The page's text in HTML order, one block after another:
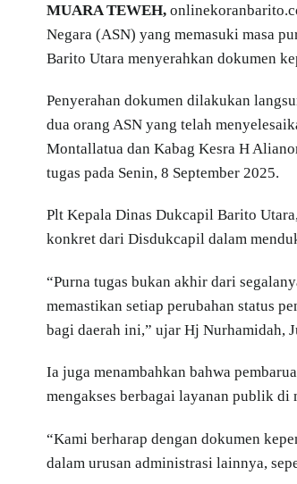
MUARA TEWEH,
Negara (ASN) yang memasuki masa
Barito Utara menyerahkan dokumen
Penyerahan dokumen dilakukan
dua orang ASN yang telah
Montallatua dan Kabag Kesra H
tugas pada Senin, 8 September 2025.
Plt Kepala Dinas Dukcapil Barito
konkret dari Disdukcapil dalam
“Purna tugas bukan akhir dari
memastikan setiap perubahan status
bagi daerah ini,” ujar Hj Nurhamidah,
Ia juga menambahkan bahwa
mengakses berbagai layanan publik di
“Kami berharap dengan dokumen
dalam urusan administrasi lainnya,